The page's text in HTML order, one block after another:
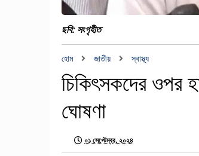
ছবি: সংগৃহীত
হোম জাতীয় স্বাস্থ্য
চিকিৎসকদের ওপর
ঘোষণা
০১ সেপ্টেম্বর, ২০২৪